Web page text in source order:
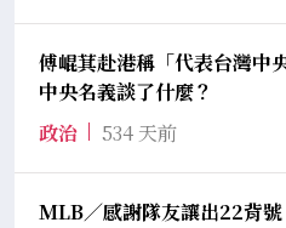
傅崐萁赴港稱「代表台灣中
中央名義談了什麼？
政治
534 天前
MLB／感謝隊友讓出22背